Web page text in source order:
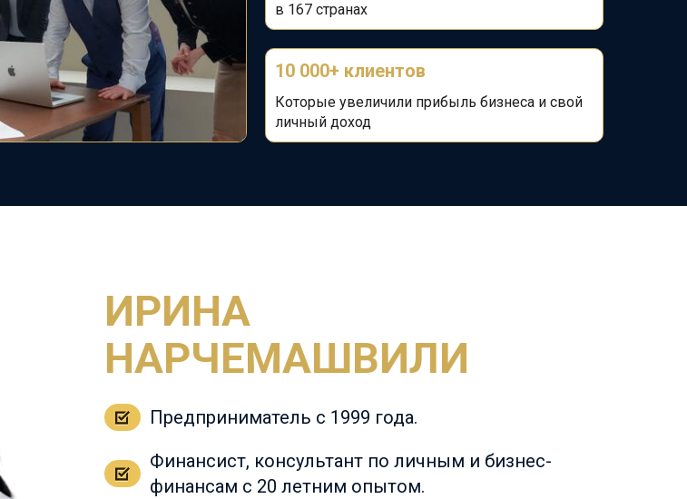
в 167 странах
10 000+ клиентов
Которые увеличили прибыль бизнеса и свой
личный доход
ИРИНА
НАРЧЕМАШВИЛИ
Предприниматель с 1999 года.
Финансист, консультант по личным и бизнес-
финансам с 20 летним опытом.